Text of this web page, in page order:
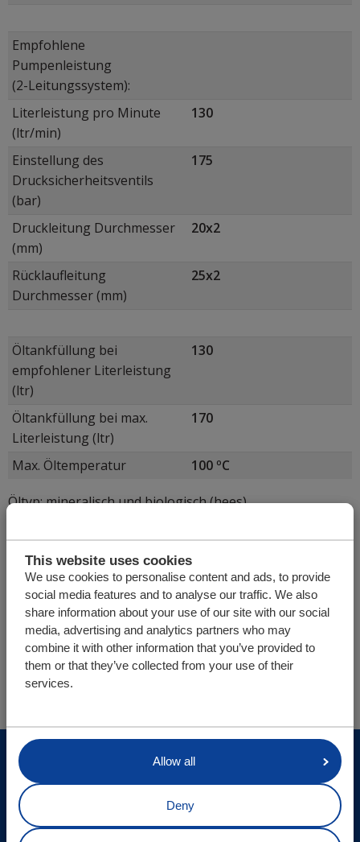
This website uses cookies
We use cookies to personalise content and ads, to provide
social media features and to analyse our traffic. We also
share information about your use of our site with our social
media, advertising and analytics partners who may
combine it with other information that you’ve provided to
them or that they’ve collected from your use of their
services.
Allow all
Deny
Empfohlene
Pumpenleistung
(2-Leitungssystem):
Literleistung pro Minute
(ltr/min)
130
Einstellung des
Drucksicherheitsventils
(bar)
175
Druckleitung Durchmesser
(mm)
20x2
Rücklaufleitung
Durchmesser (mm)
25x2
Öltankfüllung bei
empfohlener Literleistung
(ltr)
130
Öltankfüllung bei max.
Literleistung (ltr)
170
Max. Öltemperatur 100 ºC
Öltyp: mineralisch und biologisch (hees)
ISO VG32 = -15 < 30 °C
ISO VG46 = 15 < 40 °C
ISO VG22 = 15 < 0 °C
Sie befinden sich hier:
Cargo Floor | Horizontales (Ent-)Ladesystem
Cargo Floor Technische Daten
© Cargo Floor B.V. Byte 14, 7741 MK Coevorden, The
Site-Update
Datenschutz